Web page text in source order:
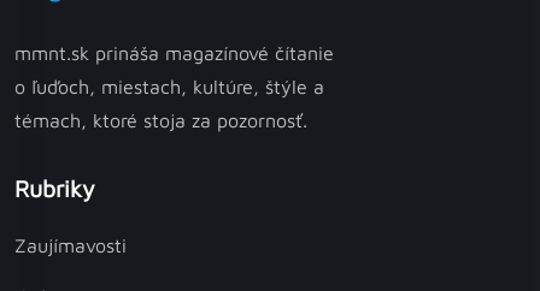
mmnt.sk prináša magazínové čítanie
o ľuďoch, miestach, kultúre, štýle a
témach, ktoré stoja za pozornosť.
Rubriky
Zaujímavosti